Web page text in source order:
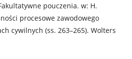
pouczenia. w: H.
procesowe zawodowego
cywilnych (ss. 263–265). Wolters